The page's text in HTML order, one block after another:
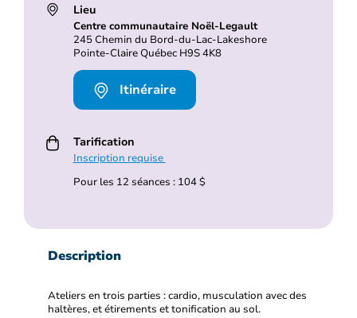
Lieu
Centre communautaire Noël-Legault
245 Chemin du Bord-du-Lac-Lakeshore
Pointe-Claire Québec H9S 4K8
Itinéraire
Tarification
Inscription requise
Pour les 12 séances : 104 $
Description
Ateliers en trois parties : cardio, musculation avec des
haltères, et étirements et tonification au sol.